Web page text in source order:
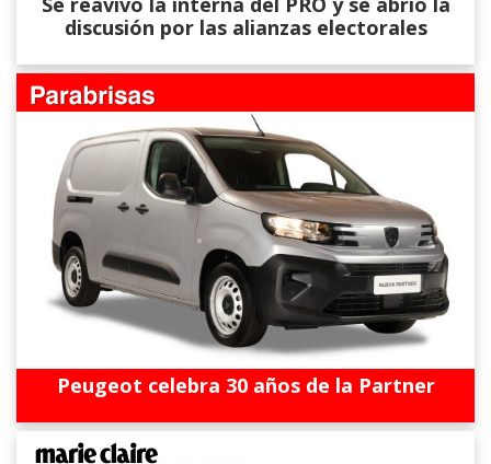
discusión por las alianzas electorales
Peugeot celebra 30 años de la Partner